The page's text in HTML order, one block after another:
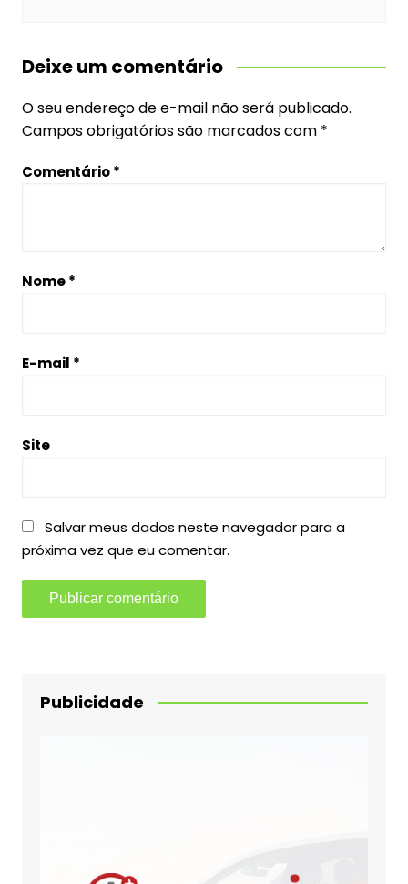
Deixe um comentário
O seu endereço de e-mail não será publicado.
Campos obrigatórios são marcados com *
Comentário*
Nome*
E-mail *
Site
Salvar meus dados neste navegador para a
próxima vez que eu comentar.
Publicidade